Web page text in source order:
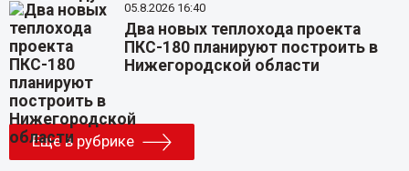
05.8.2026 16:40
Два новых теплохода проекта
ПКС-180 планируют построить в
Нижегородской области
Еще в рубрике